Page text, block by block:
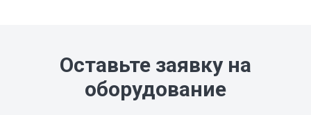
Оставьте заявку на
оборудование